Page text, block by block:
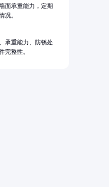
面承重能力，定期
况。
承重能力、防锈处
完整性。